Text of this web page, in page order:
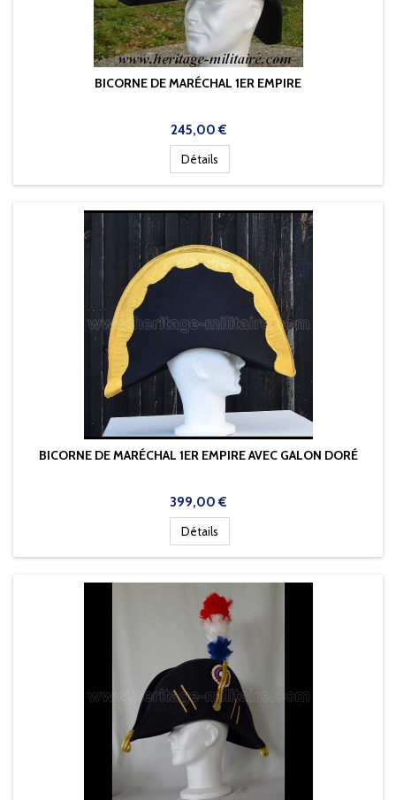
BICORNE DE MARÉCHAL 1ER EMPIRE
Prix
245,00 €
Détails
BICORNE DE MARÉCHAL 1ER EMPIRE AVEC GALON DORÉ
Prix
399,00 €
Détails